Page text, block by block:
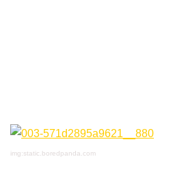
img:static.boredpanda.com